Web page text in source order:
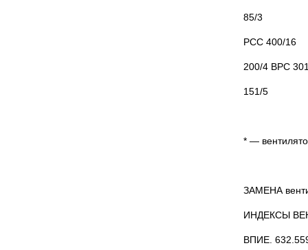
85/3
РСС 400/16
200/4 ВРС
151/5
* —
ЗАМЕНА
ИНДЕКСЫ
ВПИЕ.